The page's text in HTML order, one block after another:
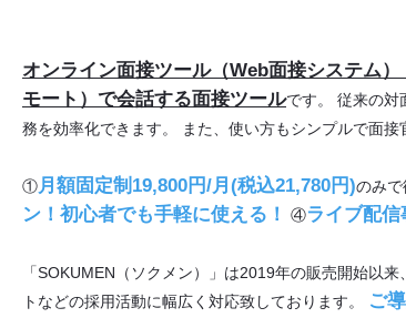
オンライン面接ツール（Web面接システム
モート）で会話する面接ツールです。 従来の対
務を効率化できます。 また、使い方もシンプルで面接
①月額固定制19,800円/月(税込21,780円)のみ
ン！初心者でも手軽に使える！
④ライブ配信
「SOKUMEN（ソクメン）」は2019年の販売開始以
トなどの採用活動に幅広く対応致しております。
ご